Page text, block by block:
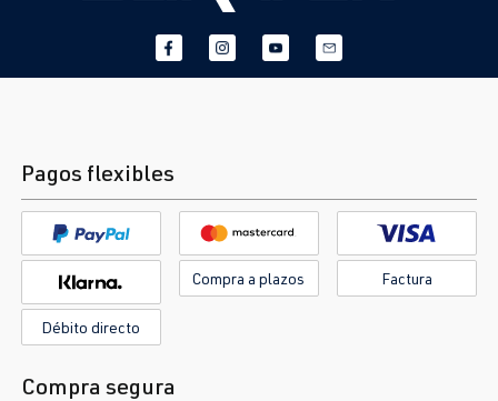
Pagos flexibles
Compra a plazos Factura
Débito directo
Compra segura